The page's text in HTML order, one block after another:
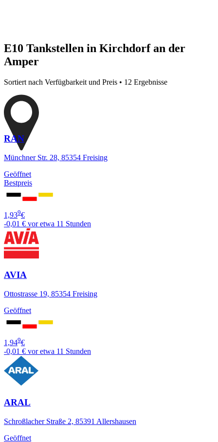
E10 Tankstellen in Kirchdorf an der
Amper
Sortiert nach Verfügbarkeit und Preis • 12 Ergebnisse
RAN
Münchner Str. 28, 85354 Freising
Geöffnet
Bestpreis
1,939€
-0,01 € vor etwa 11 Stunden
AVIA
Ottostrasse 19, 85354 Freising
Geöffnet
1,949€
-0,01 € vor etwa 11 Stunden
ARAL
Schroßlacher Straße 2, 85391 Allershausen
Geöffnet